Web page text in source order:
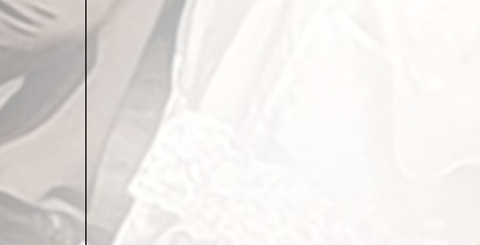
имеются толстые дети),
*кто – «американскиe привычки» : полное
*кто – всемирный заговор по
правительства разных стран
До сих пор подобного рода потуги не
обязательность предупреждений мелким